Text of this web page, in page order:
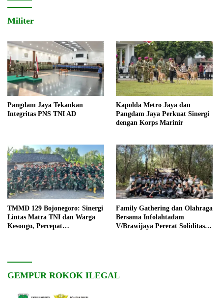
Militer
Pangdam Jaya Tekankan
Integritas PNS TNI AD
Kapolda Metro Jaya dan
Pangdam Jaya Perkuat Sinergi
dengan Korps Marinir
TMMD 129 Bojonegoro: Sinergi
Lintas Matra TNI dan Warga
Kesongo, Percepat
Family Gathering dan Olahraga
Bersama Infolahtadam
V/Brawijaya Pererat Soliditas
GEMPUR ROKOK ILEGAL